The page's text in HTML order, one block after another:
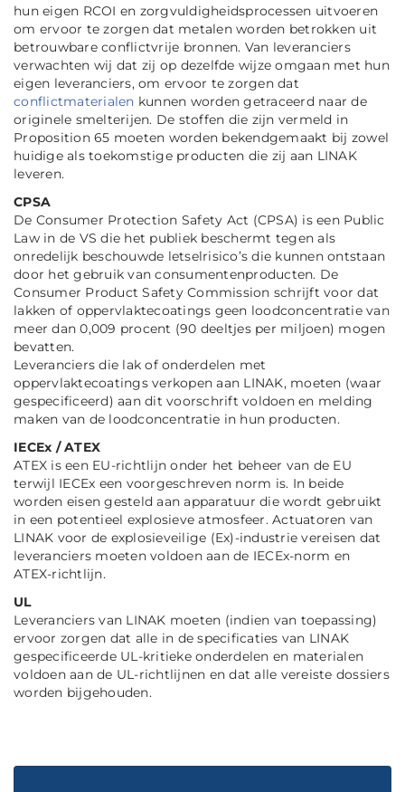
hun eigen RCOI en zorgvuldigheidsprocessen uitvoeren
om ervoor te zorgen dat metalen worden betrokken uit
betrouwbare conflictvrije bronnen. Van leveranciers
verwachten wij dat zij op dezelfde wijze omgaan met hun
eigen leveranciers, om ervoor te zorgen dat
conflictmaterialen kunnen worden getraceerd naar de
originele smelterijen. De stoffen die zijn vermeld in
Proposition 65 moeten worden bekendgemaakt bij zowel
huidige als toekomstige producten die zij aan LINAK
leveren.
CPSA
De Consumer Protection Safety Act (CPSA) is een Public
Law in de VS die het publiek beschermt tegen als
onredelijk beschouwde letselrisico’s die kunnen ontstaan
door het gebruik van consumentenproducten. De
Consumer Product Safety Commission schrijft voor dat
lakken of oppervlaktecoatings geen loodconcentratie van
meer dan 0,009 procent (90 deeltjes per miljoen) mogen
bevatten.
Leveranciers die lak of onderdelen met
oppervlaktecoatings verkopen aan LINAK, moeten (waar
gespecificeerd) aan dit voorschrift voldoen en melding
maken van de loodconcentratie in hun producten.
IECEx / ATEX
ATEX is een EU-richtlijn onder het beheer van de EU
terwijl IECEx een voorgeschreven norm is. In beide
worden eisen gesteld aan apparatuur die wordt gebruikt
in een potentieel explosieve atmosfeer. Actuatoren van
LINAK voor de explosieveilige (Ex)-industrie vereisen dat
leveranciers moeten voldoen aan de IECEx-norm en
ATEX-richtlijn.
UL
Leveranciers van LINAK moeten (indien van toepassing)
ervoor zorgen dat alle in de specificaties van LINAK
gespecificeerde UL-kritieke onderdelen en materialen
voldoen aan de UL-richtlijnen en dat alle vereiste dossiers
worden bijgehouden.